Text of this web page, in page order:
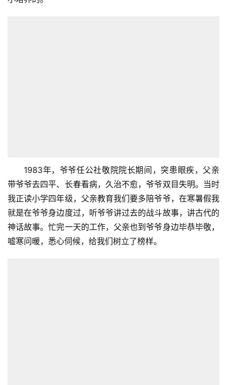
1983年，爷爷任公社敬院院长期间，突患眼疾，父亲
带爷爷去四平、长春看病，久治不愈，爷爷双目失明。当时
我正读小学四年级，父亲教育我们要多陪爷爷，在寒暑假我
就是在爷爷身边度过，听爷爷讲过去的战斗故事，讲古代的
神话故事。忙完一天的工作，父亲也到爷爷身边毕恭毕敬，
嘘寒问暖，悉心伺候，给我们树立了榜样。